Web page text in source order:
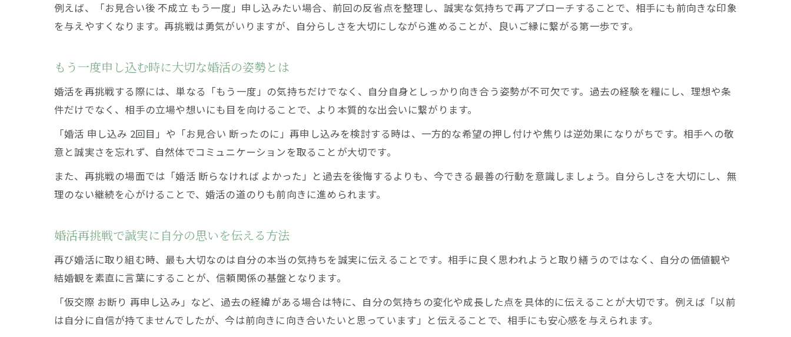
例えば、「お見合い後 不成立 もう一度」申し込みたい場合、前回の反省点を整理し、誠実な気持ちで再アプローチすることで、相手にも前向きな印象
を与えやすくなります。再挑戦は勇気がいりますが、自分らしさを大切にしながら進めることが、良いご縁に繋がる第一歩です。
もう一度申し込む時に大切な婚活の姿勢とは
婚活を再挑戦する際には、単なる「もう一度」の気持ちだけでなく、自分自身としっかり向き合う姿勢が不可欠です。過去の経験を糧にし、理想や条
件だけでなく、相手の立場や想いにも目を向けることで、より本質的な出会いに繋がります。
「婚活 申し込み 2回目」や「お見合い 断ったのに」再申し込みを検討する時は、一方的な希望の押し付けや焦りは逆効果になりがちです。相手への敬
意と誠実さを忘れず、自然体でコミュニケーションを取ることが大切です。
また、再挑戦の場面では「婚活 断らなければ よかった」と過去を後悔するよりも、今できる最善の行動を意識しましょう。自分らしさを大切にし、無
理のない継続を心がけることで、婚活の道のりも前向きに進められます。
婚活再挑戦で誠実に自分の思いを伝える方法
再び婚活に取り組む時、最も大切なのは自分の本当の気持ちを誠実に伝えることです。相手に良く思われようと取り繕うのではなく、自分の価値観や
結婚観を素直に言葉にすることが、信頼関係の基盤となります。
「仮交際 お断り 再申し込み」など、過去の経緯がある場合は特に、自分の気持ちの変化や成長した点を具体的に伝えることが大切です。例えば「以前
は自分に自信が持てませんでしたが、今は前向きに向き合いたいと思っています」と伝えることで、相手にも安心感を与えられます。